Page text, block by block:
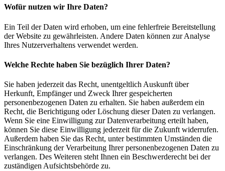
Wofür nutzen wir Ihre Daten?
Ein Teil der Daten wird erhoben, um eine fehlerfreie Bereitstellung
der Website zu gewährleisten. Andere Daten können zur Analyse
Ihres Nutzerverhaltens verwendet werden.
Welche Rechte haben Sie bezüglich Ihrer Daten?
Sie haben jederzeit das Recht, unentgeltlich Auskunft über
Herkunft, Empfänger und Zweck Ihrer gespeicherten
personenbezogenen Daten zu erhalten. Sie haben außerdem ein
Recht, die Berichtigung oder Löschung dieser Daten zu verlangen.
Wenn Sie eine Einwilligung zur Datenverarbeitung erteilt haben,
können Sie diese Einwilligung jederzeit für die Zukunft widerrufen.
Außerdem haben Sie das Recht, unter bestimmten Umständen die
Einschränkung der Verarbeitung Ihrer personenbezogenen Daten zu
verlangen. Des Weiteren steht Ihnen ein Beschwerderecht bei der
zuständigen Aufsichtsbehörde zu.